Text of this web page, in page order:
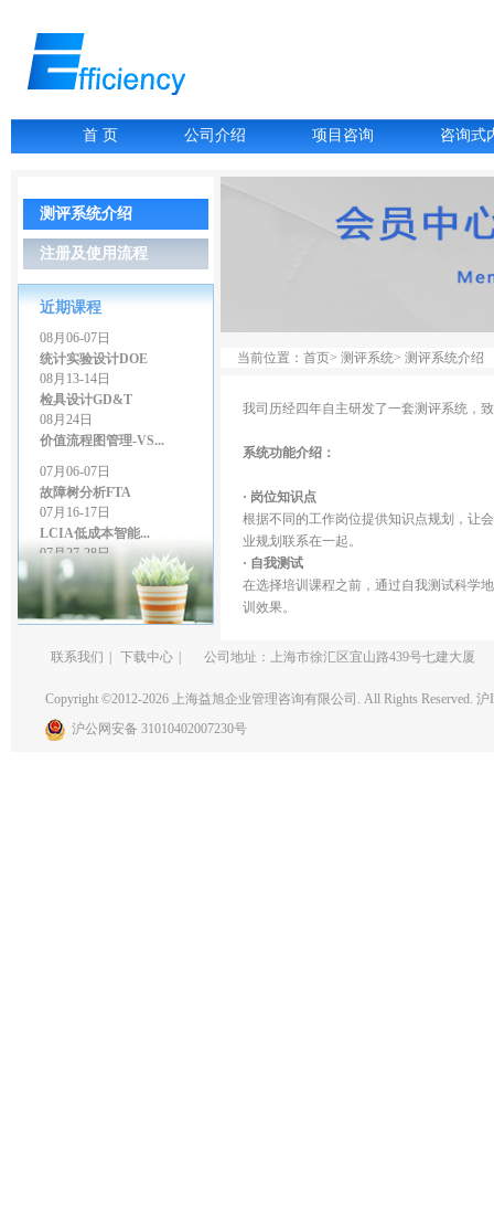
首 页 公司介绍 项目咨询 咨询式
测评系统介绍
注册及使用流程
近期课程
07月06-07日
故障树分析FTA
07月27-28日
GD&T尺寸链公差叠...
07月27-28日
精益生产管理
08月03-04日
几何尺寸和公差（G...
统计实验设计DOE
08月13-14日
检具设计GD&T
08月24日
价值流程图管理-VS...
07月06-07日
故障树分析FTA
07月16-17日
LCIA低成本智能...
07月27-28日
GD&T尺寸链公差叠...
07月27-28日
精益生产管理
08月03-04日
08月06-07日
08月13-14日
检具设计GD&T
当前位置：首页> 测评系统> 测评系统介绍
我司历经四年自主研发了一套测评系统，
系统功能介绍：
· 岗位知识点
根据不同的工作岗位提供知识点规划，让
业规划联系在一起。
· 自我测试
在选择培训课程之前，通过自我测试科学
训效果。
联系我们 下载中心 公司地址：上海市徐汇区宜山路439号七建大厦
Copyright ©2012-2026 上海益旭企业管理咨询有限公司. All Rights Reserved. 沪
沪公网安备 31010402007230号